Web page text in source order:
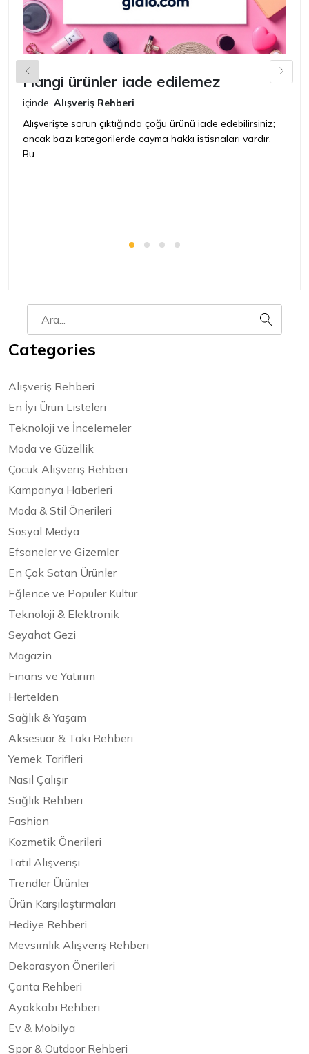
Hangi ürünler iade edilemez
içinde Alışveriş Rehberi
Alışverişte sorun çıktığında çoğu ürünü iade edebilirsiniz;
ancak bazı kategorilerde cayma hakkı istisnaları vardır.
Bu...
Categories
Alışveriş Rehberi
En İyi Ürün Listeleri
Teknoloji ve İncelemeler
Moda ve Güzellik
Çocuk Alışveriş Rehberi
Kampanya Haberleri
Moda & Stil Önerileri
Sosyal Medya
Efsaneler ve Gizemler
En Çok Satan Ürünler
Eğlence ve Popüler Kültür
Teknoloji & Elektronik
Seyahat Gezi
Magazin
Finans ve Yatırım
Hertelden
Sağlık & Yaşam
Aksesuar & Takı Rehberi
Yemek Tarifleri
Nasıl Çalışır
Sağlık Rehberi
Fashion
Kozmetik Önerileri
Tatil Alışverişi
Trendler Ürünler
Ürün Karşılaştırmaları
Hediye Rehberi
Mevsimlik Alışveriş Rehberi
Dekorasyon Önerileri
Çanta Rehberi
Ayakkabı Rehberi
Ev & Mobilya
Spor & Outdoor Rehberi